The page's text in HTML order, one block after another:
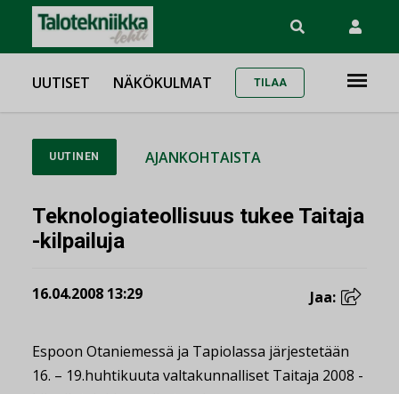
UUTISET NÄKÖKULMAT TILAA
UUTINEN AJANKOHTAISTA
Teknologiateollisuus tukee Taitaja
-kilpailuja
16.04.2008 13:29 Jaa:
Espoon Otaniemessä ja Tapiolassa järjestetään
16. – 19.huhtikuuta valtakunnalliset Taitaja 2008 -